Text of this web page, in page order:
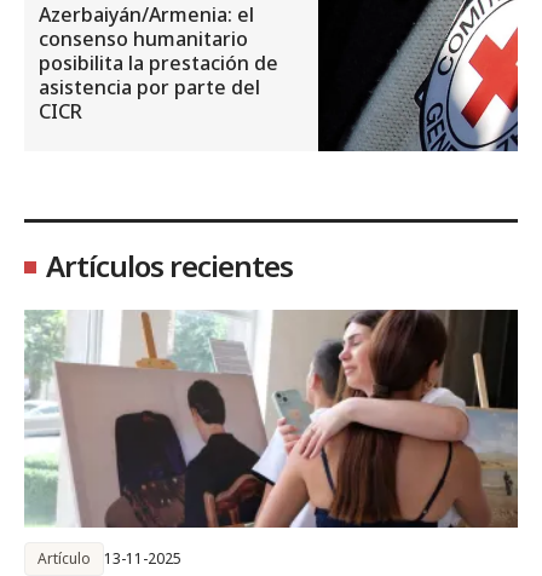
Azerbaiyán/Armenia: el
consenso humanitario
posibilita la prestación de
asistencia por parte del
CICR
Artículos recientes
Artículo 13-11-2025